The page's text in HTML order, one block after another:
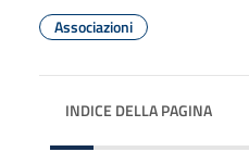
Associazioni
INDICE DELLA PAGINA